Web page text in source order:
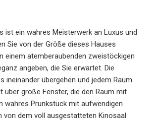
ist ein wahres Meisterwerk an Luxus und
Sie von der Größe dieses Hauses
einem atemberaubenden zweistöckigen
angeben, die Sie erwartet. Die
übergehen und jedem Raum
große Fenster, die den Raum mit
wahres Prunkstück mit aufwendigen
von dem voll ausgestatteten Kinosaal